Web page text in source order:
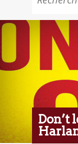
Don’t